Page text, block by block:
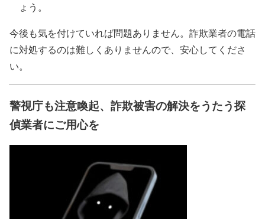
ょう。
今後も気を付けていれば問題ありません。詐欺業者の電話
に対処するのは難しくありませんので、安心してくださ
い。
警視庁も注意喚起、詐欺被害の解決をうたう探
偵業者にご用心を